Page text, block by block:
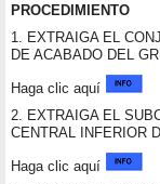
PROCEDIMIENTO
1. EXTRAIGA EL
DE ACABADO DEL
Haga clic aquí
2. EXTRAIGA EL
CENTRAL INFERIOR
Haga clic aquí